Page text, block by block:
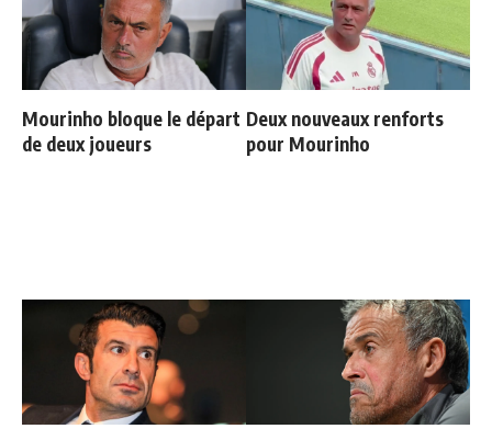
Mourinho bloque le départ
de deux joueurs
Deux nouveaux renforts
pour Mourinho